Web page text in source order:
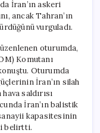
Kalıyor
için
İran’ın askeri
ancak Tahran’ın
vurguladı.
oturumda,
Komutanı
Oturumda
İran’ın silah
saldırısı
İran’ın balistik
kapasitesinin
belirtti.